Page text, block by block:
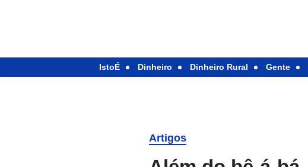
IstoÉ Dinheiro Dinheiro Rural Gente
Artigos